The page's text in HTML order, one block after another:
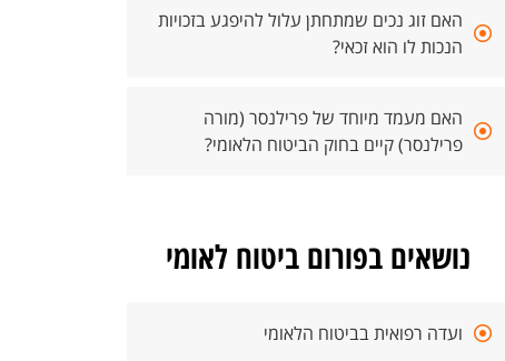
האם זוג נכים שמתחתן עלול להיפגע בזכויות
הנכות לו הוא זכאי?
האם מעמד מיוחד של פרילנסר (מורה
פרילנסר) קיים בחוק הביטוח הלאומי?
נושאים בפורום ביטוח לאומי
ועדה רפואית בביטוח הלאומי